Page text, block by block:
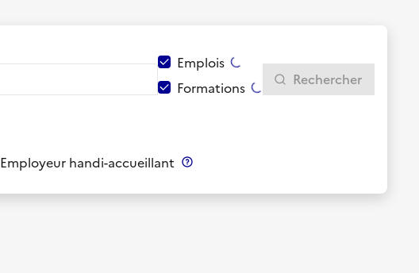
Emplois
Formations
Rechercher
Employeur handi-accueillant